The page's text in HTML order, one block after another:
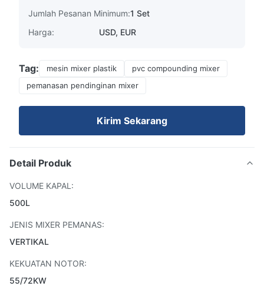
Jumlah Pesanan Minimum:1 Set
Harga:
USD, EUR
Tag: mesin mixer plastik
pvc compounding mixer
pemanasan pendinginan mixer
Kirim Sekarang
Detail Produk
VOLUME KAPAL:
500L
JENIS MIXER PEMANAS:
VERTIKAL
KEKUATAN NOTOR:
55/72KW